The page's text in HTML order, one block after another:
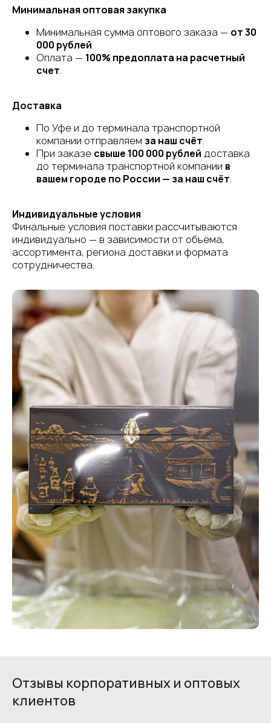
Минимальная оптовая закупка
Минимальная сумма оптового заказа — от 30
000 рублей.
Оплата — 100% предоплата на расчетный
счет.
Доставка
По Уфе и до терминала транспортной
компании отправляем за наш счёт.
При заказе свыше 100 000 рублей доставка
до терминала транспортной компании в
вашем городе по России — за наш счёт.
Индивидуальные условия
Финальные условия поставки рассчитываются
индивидуально — в зависимости от объёма,
ассортимента, региона доставки и формата
сотрудничества.
Отзывы корпоративных и оптовых
клиентов